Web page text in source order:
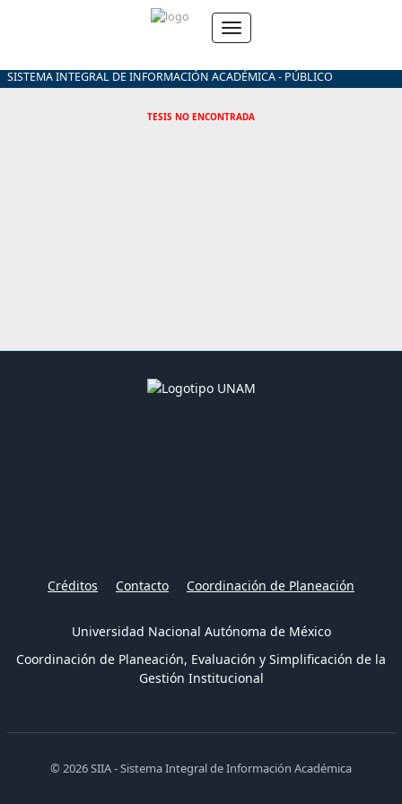
SISTEMA INTEGRAL DE INFORMACIÓN ACADÉMICA - PÚBLICO
TESIS NO ENCONTRADA
Créditos Contacto Coordinación de Planeación
Universidad Nacional Autónoma de México
Coordinación de Planeación, Evaluación y Simplificación de la
Gestión Institucional
© 2026 SIIA - Sistema Integral de Información Académica